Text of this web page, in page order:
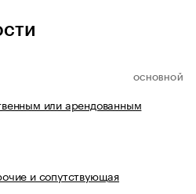
ОСНОВНОЙ
или арендованным
и сопутствующая